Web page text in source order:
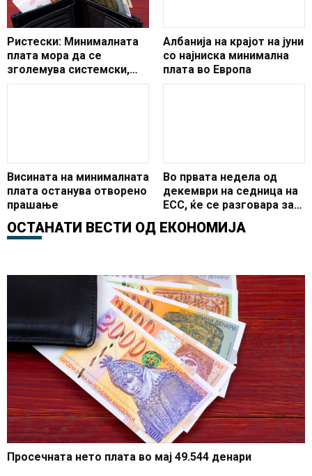
Ристески: Минималната
плата мора да се
зголемува системски,
одржливо и во рамки на
Албанија на крајот на јуни
со најниска минимална
плата во Европа
Висината на минималната
плата останува отворено
прашање
Во првата недела од
декември на седница на
ЕСС, ќе се разговара за
зголемувањето на
минималната плата
ОСТАНАТИ ВЕСТИ ОД ЕКОНОМИЈА
Просечната нето плата во мај 49.544 денари